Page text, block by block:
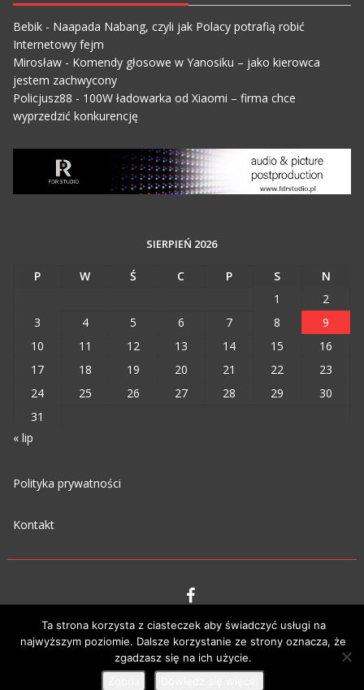
Bebik- Naapada Nabang, czyli jak Polacy potrafią robić
Internetowy fejm
Mirosław- Komendy głosowe w Yanosiku – jako kierowca
jestem zachwycony
Policjusz88 - 100W ładowarka od Xiaomi – firma chce
wyprzedzić konkurencję
SIERPIEŃ 2026
P W Ś C P S
N
1
2
3
4 5 6 7 8
9
10
11 12 13 14 15
16
17
18 19 20 21 22
23
24
25 26 27 28 29
30
31
« lip
Polityka prywatności
Kontakt
VIPM © 2023
Ta strona korzysta z ciasteczek aby świadczyć usługi na
najwyższym poziomie. Dalsze korzystanie ze strony oznacza, że
zgadzasz się na ich użycie.